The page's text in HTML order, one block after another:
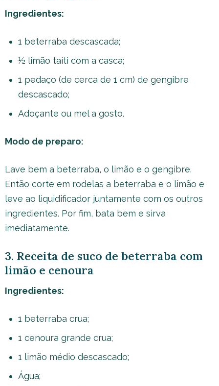
Ingredientes:
1 beterraba descascada;
½ limão taiti com a casca;
1 pedaço (de cerca de 1 cm) de gengibre
descascado;
Adoçante ou mel a gosto.
Modo de preparo:
Lave bem a beterraba, o limão e o gengibre.
Então corte em rodelas a beterraba e o limão e
leve ao liquidificador juntamente com os outros
ingredientes. Por fim, bata bem e sirva
imediatamente.
3. Receita de suco de beterraba com
limão e cenoura
Ingredientes:
1 beterraba crua;
1 cenoura grande crua;
1 limão médio descascado;
Água;